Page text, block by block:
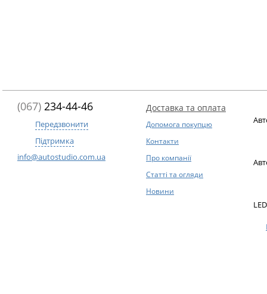
(067) 234-44-46
Передзвонити
Підтримка
info@autostudio.com.ua
Доставка та оплата
Допомога покупцю
Контакти
Про компанії
Статті та огляди
Новини